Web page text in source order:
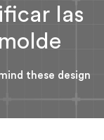
las
these design